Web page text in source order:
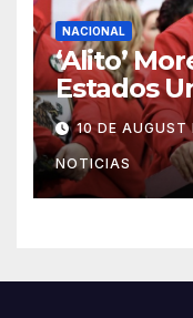
NACIONAL
‘Alito’
Estados
del INE
10 DE
NOTICIAS